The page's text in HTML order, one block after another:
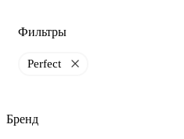
Фильтры
Perfect
Бренд